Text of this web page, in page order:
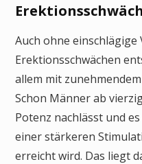
Auch ohne
Erektionsschwächen
allem mit
Schon Männer ab
Potenz nachlässt und
einer stärkeren
erreicht wird. Das liegt